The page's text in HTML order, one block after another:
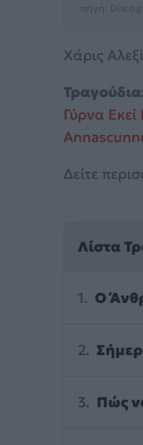
Χάρις
Γύρνα
Δείτε
Λίστα
Ο
Πώς